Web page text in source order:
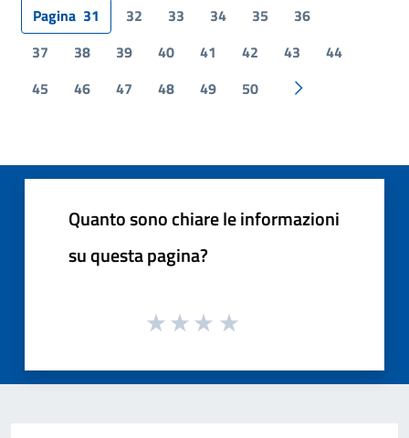
Pagina 31 32 33 34 35
36
37
38 39 40 41 42 43
44
45
46 47 48 49 50 Pagina
Quanto sono chiare le informazioni
su questa pagina?